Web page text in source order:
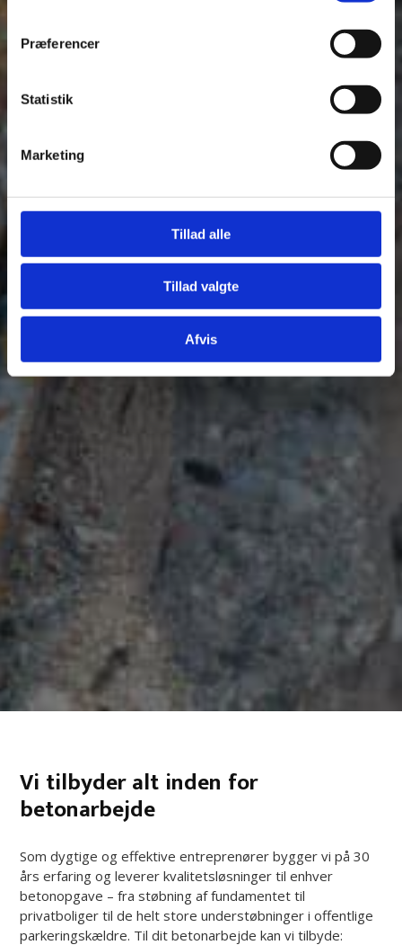
Præferencer
Statistik
Marketing
Tillad alle
Tillad valgte
Afvis
Vi tilbyder alt inden for
betonarbejde
Som dygtige og effektive entreprenører bygger vi på 30
års erfaring og leverer kvalitetsløsninger til enhver
betonopgave – fra støbning af fundamentet til
privatboliger til de helt store understøbninger i offentlige
parkeringskældre. Til dit betonarbejde kan vi tilbyde: